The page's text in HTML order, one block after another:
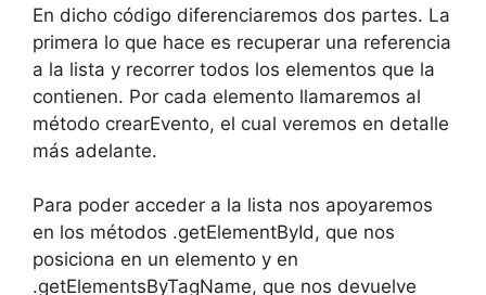
En dicho código diferenciaremos dos partes. La
primera lo que hace es recuperar una referencia
a la lista y recorrer todos los elementos que la
contienen. Por cada elemento llamaremos al
método crearEvento, el cual veremos en detalle
más adelante.
Para poder acceder a la lista nos apoyaremos
en los métodos .getElementById, que nos
posiciona en un elemento y en
.getElementsByTagName, que nos devuelve